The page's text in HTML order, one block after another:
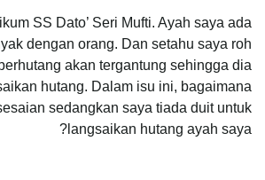
SS Dato’ Seri Mufti. Ayah saya ada
dengan orang. Dan setahu saya roh
akan tergantung sehingga dia
hutang. Dalam isu ini, bagaimana
sedangkan saya tiada duit untuk
langsaikan hutang ayah saya?